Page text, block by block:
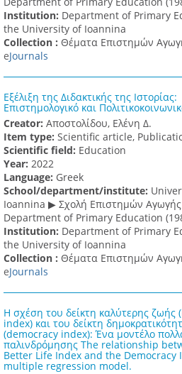
Institution: Department of Primary
the University of Ioannina
Collection : Θέματα Επιστημών
eJournals
Εξέλιξη της Διδακτικής της Ιστορίας:
Επιστημολογικό και
Creator: Αποστολίδου, Ελένη Δ.
Item type: Scientific article,
Scientific field: Education
Υear: 2022
Language: Greek
School/department/institute:
Ioannina ▶ Σχολή Επιστημών
Department of Primary Education
Institution: Department of Primary
the University of Ioannina
Collection : Θέματα Επιστημών
eJournals
Η σχέση του δείκτη καλύτερης
index) και του δείκτη
(democracy index): Ένα μοντέλο
παλινδρόμησης The relationship
Better Life Index and the Democracy
multiple regression model.